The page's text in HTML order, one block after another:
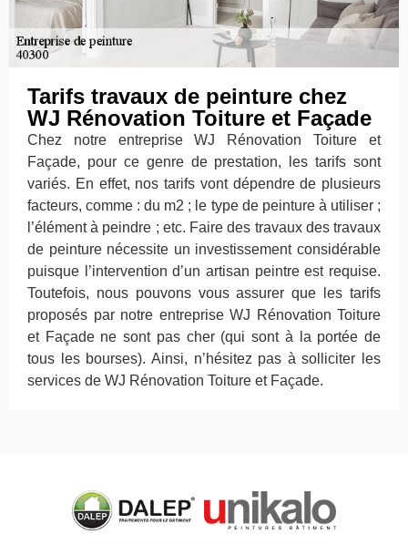
Tarifs travaux de peinture chez
WJ Rénovation Toiture et Façade
Chez notre entreprise WJ Rénovation Toiture et
Façade, pour ce genre de prestation, les tarifs sont
variés. En effet, nos tarifs vont dépendre de plusieurs
facteurs, comme : du m2 ; le type de peinture à utiliser ;
l’élément à peindre ; etc. Faire des travaux des travaux
de peinture nécessite un investissement considérable
puisque l’intervention d’un artisan peintre est requise.
Toutefois, nous pouvons vous assurer que les tarifs
proposés par notre entreprise WJ Rénovation Toiture
et Façade ne sont pas cher (qui sont à la portée de
tous les bourses). Ainsi, n’hésitez pas à solliciter les
services de WJ Rénovation Toiture et Façade.